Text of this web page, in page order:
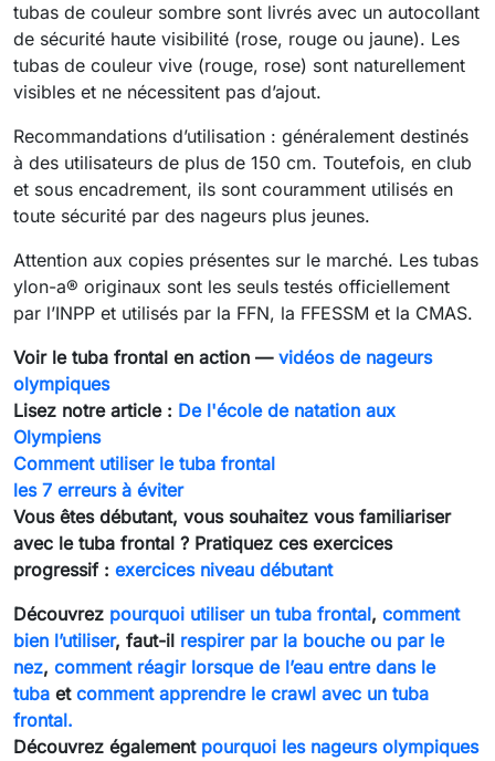
tubas de couleur sombre sont livrés avec un autocollant
de sécurité haute visibilité (rose, rouge ou jaune). Les
tubas de couleur vive (rouge, rose) sont naturellement
visibles et ne nécessitent pas d’ajout.
Recommandations d’utilisation : généralement destinés
à des utilisateurs de plus de 150 cm. Toutefois, en club
et sous encadrement, ils sont couramment utilisés en
toute sécurité par des nageurs plus jeunes.
Attention aux copies présentes sur le marché. Les tubas
ylon-a® originaux sont les seuls testés officiellement
par l’INPP et utilisés par la FFN, la FFESSM et la CMAS.
Voir le tuba frontal en action — vidéos de nageurs
olympiques
Lisez notre article : De l'école de natation aux
Olympiens
Comment utiliser le tuba frontal
les 7 erreurs à éviter
Vous êtes débutant, vous souhaitez vous familiariser
avec le tuba frontal ? Pratiquez ces exercices
progressif : exercices niveau débutant
Découvrez pourquoi utiliser un tuba frontal, comment
bien l’utiliser, faut-il respirer par la bouche ou par le
nez, comment réagir lorsque de l’eau entre dans le
tuba et comment apprendre le crawl avec un tuba
frontal.
Découvrez également pourquoi les nageurs olympiques